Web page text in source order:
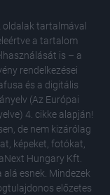
tartalmával
a tartalom
is – a
rendelkezései
és a digitális
(Az Európai
4. cikke alapján!
de nem kizárólag
képeket, fotókat,
Hungary Kft.
esnek. Mindezek
előzetes